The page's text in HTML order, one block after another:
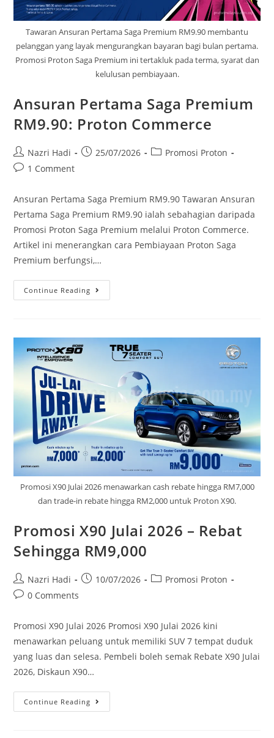
Tawaran Ansuran Pertama Saga Premium RM9.90 membantu
pelanggan yang layak mengurangkan bayaran bagi bulan pertama.
Promosi Proton Saga Premium ini tertakluk pada terma, syarat dan
kelulusan pembiayaan.
Ansuran Pertama Saga Premium
RM9.90: Proton Commerce
Nazri Hadi 25/07/2026
Promosi Proton
1 Comment
Ansuran Pertama Saga Premium RM9.90 Tawaran Ansuran
Pertama Saga Premium RM9.90 ialah sebahagian daripada
Promosi Proton Saga Premium melalui Proton Commerce.
Artikel ini menerangkan cara Pembiayaan Proton Saga
Premium berfungsi,…
Continue Reading
Promosi X90 Julai 2026 menawarkan cash rebate hingga RM7,000
dan trade-in rebate hingga RM2,000 untuk Proton X90.
Promosi X90 Julai 2026 – Rebat
Sehingga RM9,000
Nazri Hadi 10/07/2026
Promosi Proton
0 Comments
Promosi X90 Julai 2026 Promosi X90 Julai 2026 kini
menawarkan peluang untuk memiliki SUV 7 tempat duduk
yang luas dan selesa. Pembeli boleh semak Rebate X90 Julai
2026, Diskaun X90…
Continue Reading